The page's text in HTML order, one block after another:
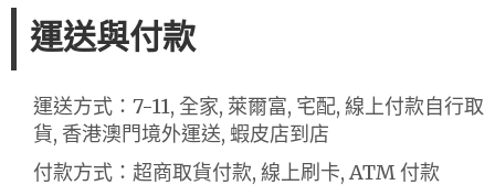
運送與付款
運送方式：7-11, 全家, 萊爾富, 宅配, 線上付款自行取
貨, 香港澳門境外運送, 蝦皮店到店
付款方式：超商取貨付款, 線上刷卡, ATM 付款